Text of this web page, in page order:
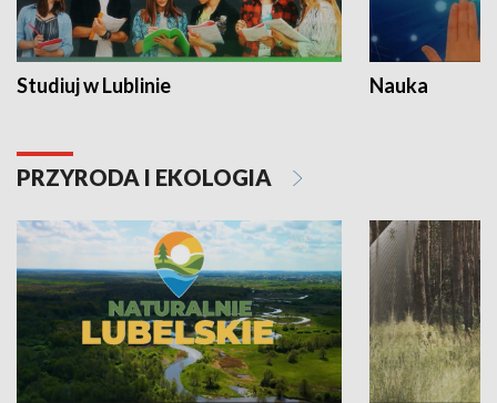
Studiuj w Lublinie Nauka
PRZYRODA I EKOLOGIA